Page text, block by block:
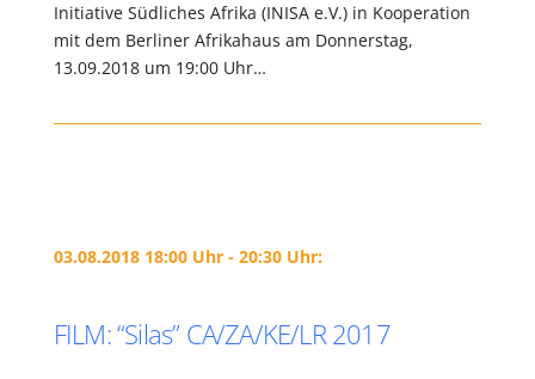
Initiative Südliches Afrika (INISA e.V.) in Kooperation
mit dem Berliner Afrikahaus am Donnerstag,
13.09.2018 um 19:00 Uhr…
03.08.2018 18:00 Uhr - 20:30 Uhr:
FILM: “Silas” CA/ZA/KE/LR 2017